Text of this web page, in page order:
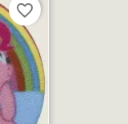
favorite_border